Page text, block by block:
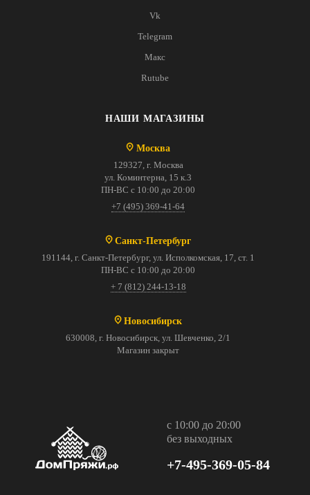
Vk
Telegram
Макс
Rutube
НАШИ МАГАЗИНЫ
Москва
129327, г. Москва
ул. Коминтерна, 15 к.3
ПН-ВС с 10:00 до 20:00
+7 (495) 369-41-64
Санкт-Петербург
191144, г. Санкт-Петербург, ул. Исполкомская, 17, ст. 1
ПН-ВС с 10:00 до 20:00
+ 7 (812) 244-13-18
Новосибирск
630008, г. Новосибирск, ул. Шевченко, 2/1
Магазин закрыт
с 10:00 до 20:00
без выходных
+7-495-369-05-84